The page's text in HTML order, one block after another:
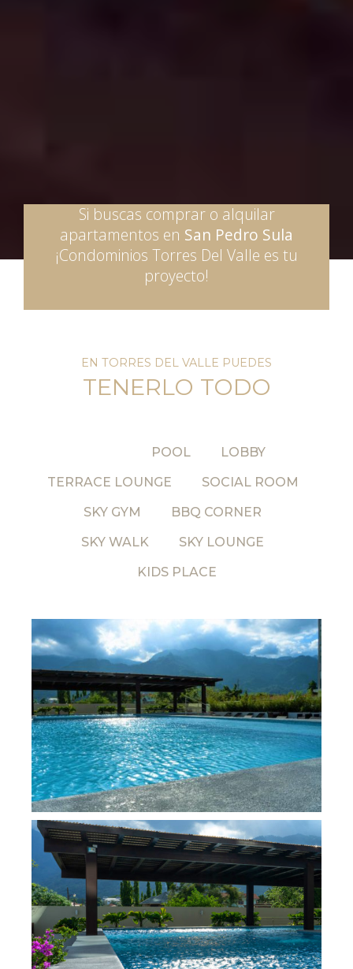
Si buscas comprar o alquilar
apartamentos en San Pedro Sula
¡Condominios Torres Del Valle es tu
proyecto!
EN TORRES DEL VALLE PUEDES
TENERLO TODO
POOL
LOBBY
TERRACE LOUNGE
SOCIAL ROOM
SKY GYM
BBQ CORNER
SKY WALK
SKY LOUNGE
KIDS PLACE